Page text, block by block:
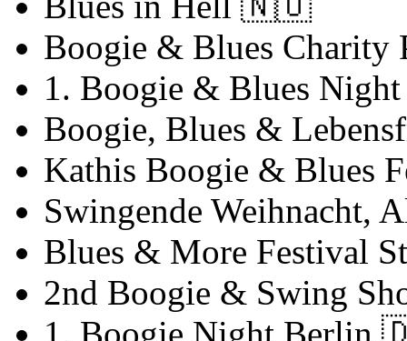
Boogie & Blues Charity
1. Boogie & Blues
Boogie, Blues &
Kathis Boogie & Blues
Swingende Weihnacht,
Blues & More Festival
2nd Boogie & Swing